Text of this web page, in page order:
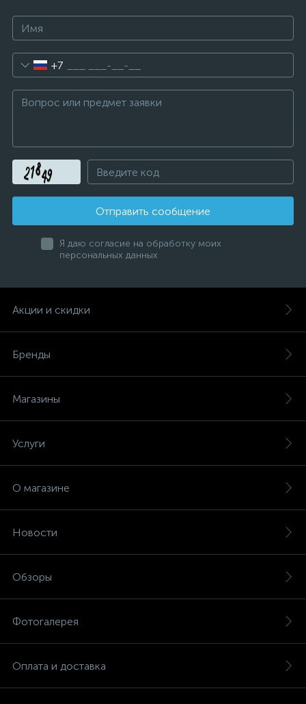
+7
Отправить сообщение
Я даю согласие на обработку моих
персональных данных
Акции и скидки
Бренды
Магазины
Услуги
О магазине
Новости
Обзоры
Фотогалерея
Оплата и доставка